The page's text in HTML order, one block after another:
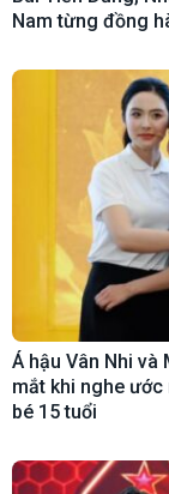
Nam từng đồng
Á hậu Vân Nhi
mắt khi nghe ước
bé 15 tuổi